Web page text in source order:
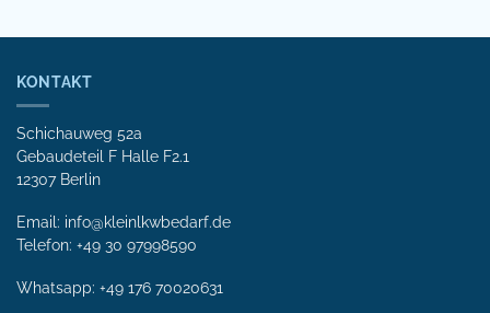
KONTAKT
Schichauweg 52a
Gebaudeteil F Halle F2.1
12307 Berlin
Email: info@kleinlkwbedarf.de
Telefon: +49 30 97998590
Whatsapp: +49 176 70020631